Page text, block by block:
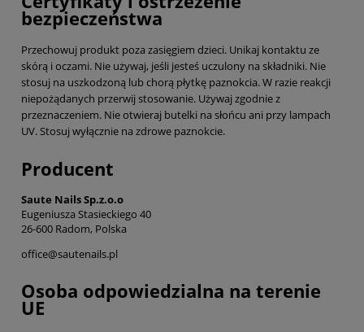
bezpieczeństwa
Przechowuj produkt poza zasięgiem dzieci. Unikaj kontaktu ze
skórą i oczami. Nie używaj, jeśli jesteś uczulony na składniki. Nie
stosuj na uszkodzoną lub chorą płytkę paznokcia. W razie reakcji
niepożądanych przerwij stosowanie. Używaj zgodnie z
przeznaczeniem. Nie otwieraj butelki na słońcu ani przy lampach
UV. Stosuj wyłącznie na zdrowe paznokcie.
Producent
Saute Nails Sp.z.o.o
Eugeniusza Stasieckiego 40
26-600 Radom, Polska
office@sautenails.pl
Osoba odpowiedzialna na terenie
UE